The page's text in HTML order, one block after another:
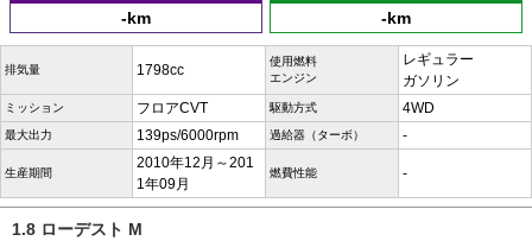
-km -km
排気量 1798cc
使用燃料
エンジン
レギュラー
ガソリン
ミッション フロアCVT 駆動方式 4WD
最大出力 139ps/6000rpm 過給器（ターボ） -
生産期間
2010年12月～201
1年09月
燃費性能 -
1.8 ローデスト M